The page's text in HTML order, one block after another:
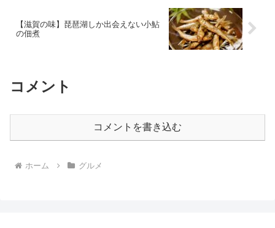
【滋賀の味】琵琶湖しか出会えない小鮎
の佃煮
コメント
コメントを書き込む
ホーム グルメ